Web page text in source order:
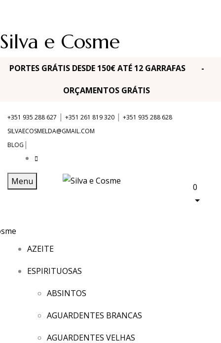
Silva e Cosme
PORTES GRÁTIS DESDE 150€ ATÉ 12 GARRAFAS -
ORÇAMENTOS GRÁTIS
+351 935 288 627 | +351 261 819 320 | +351 935 288 628
SILVAECOSMELDA@GMAIL.COM
BLOG |
Menu
0
AZEITE
ESPIRITUOSAS
ABSINTOS
AGUARDENTES BRANCAS
AGUARDENTES VELHAS